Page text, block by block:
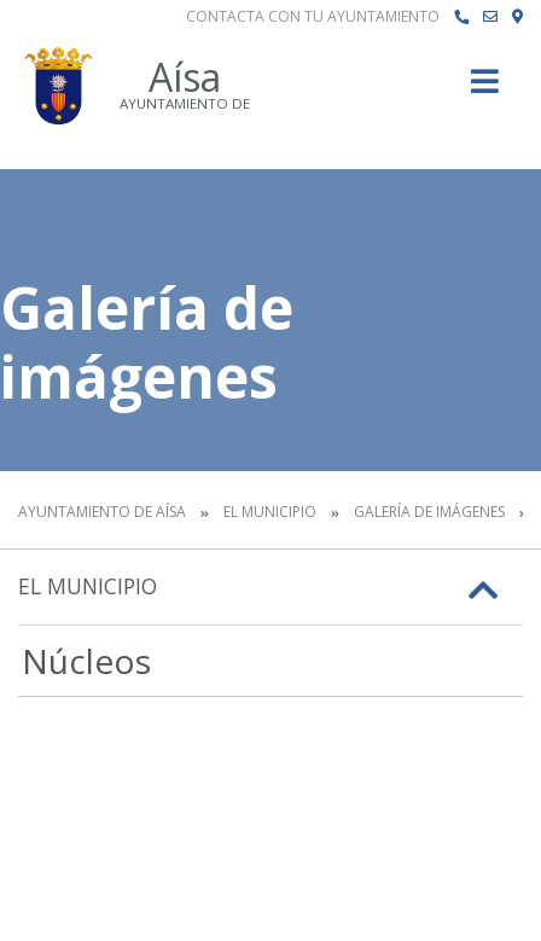
CONTACTA CON TU AYUNTAMIENTO
Aísa
AYUNTAMIENTO DE
Galería de
imágenes
AYUNTAMIENTO DE AÍSA EL MUNICIPIO GALERÍA DE IMÁGENES
EL MUNICIPIO
Núcleos